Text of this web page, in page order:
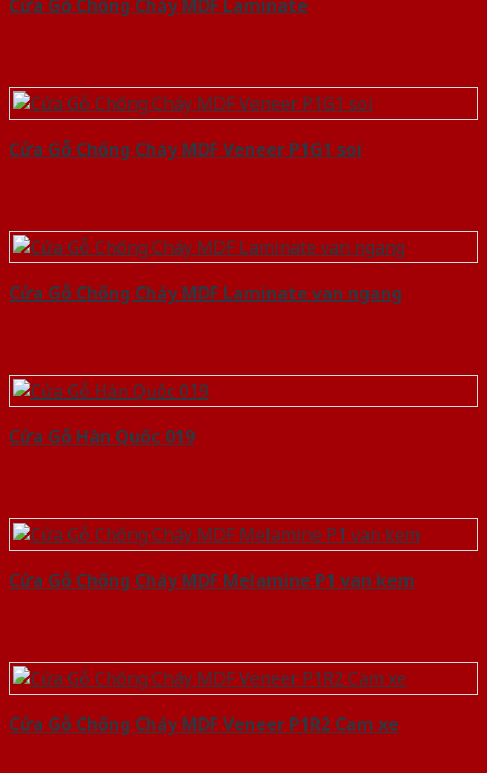
Cửa Gỗ Chống Cháy MDF Laminate
Cửa Gỗ Chống Cháy MDF Veneer P1G1 soi
Cửa Gỗ Chống Cháy MDF Laminate van ngang
Cửa Gỗ Hàn Quốc 019
Cửa Gỗ Chống Cháy MDF Melamine P1 van kem
Cửa Gỗ Chống Cháy MDF Veneer P1R2 Cam xe